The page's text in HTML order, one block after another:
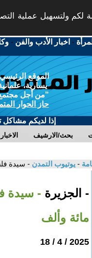
لكم ولتسهيل عملية
- اخبار الأدب والفن -
الموقع
يسارية،
"من أجل مجتمع
حاز الحوار
إذا لديكم مشاكل
الاخبار بحث/الارشيف
- يوتيوب التمدن - سيدة
- الجزيرة - سيدة
مائة وألف
2025 / 4 / 18